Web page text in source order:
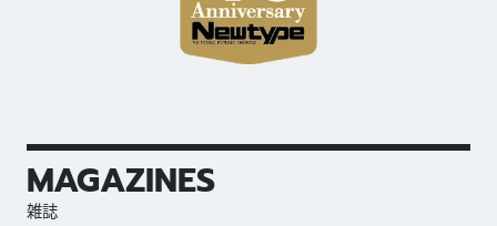
MAGAZINES
雑誌